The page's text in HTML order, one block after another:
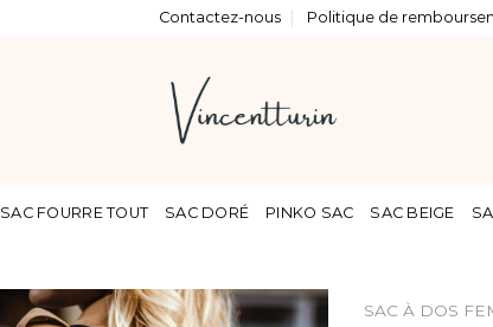
Contactez-nous Politique de
SAC FOURRE TOUT SAC DORÉ PINKO SAC SAC BEIGE
SAC À DOS